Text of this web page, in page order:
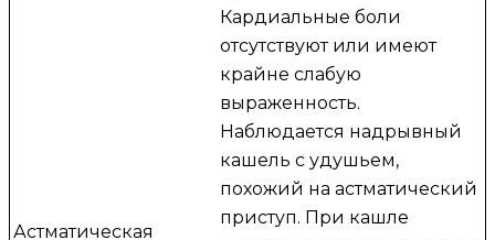
Астматическая
Кардиальные боли
отсутствуют или имеют
крайне слабую
выраженность.
Наблюдается надрывный
кашель с удушьем,
похожий на астматический
приступ. При кашле